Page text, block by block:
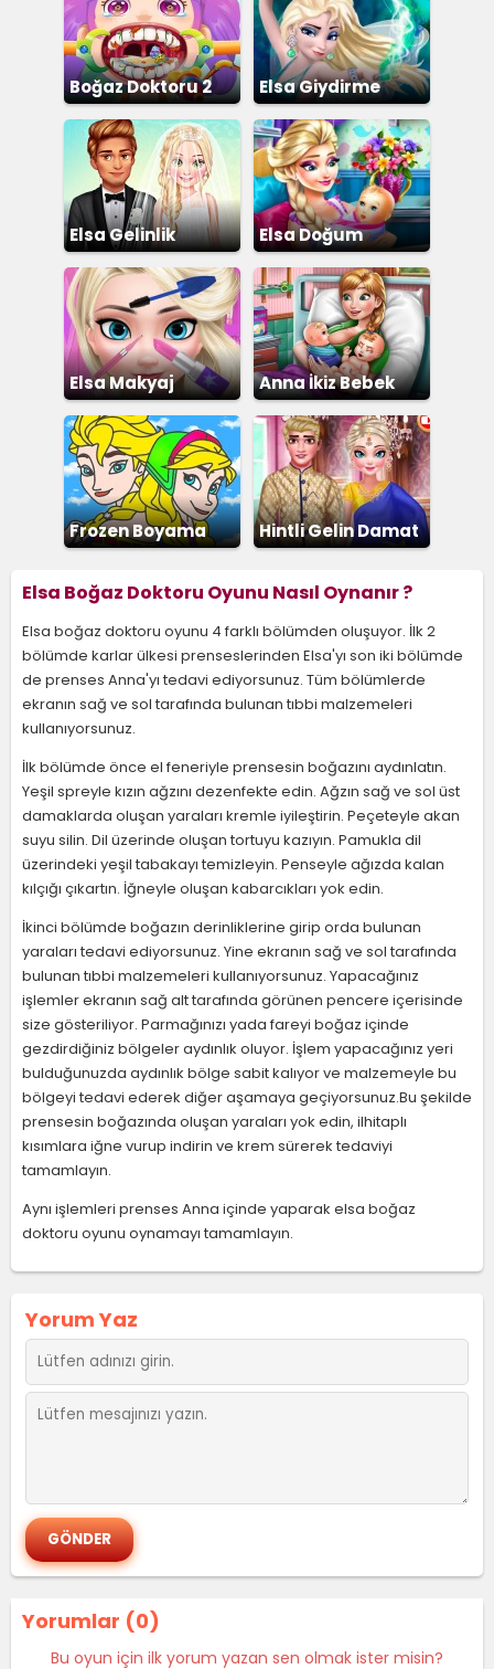
Boğaz Doktoru 2 Elsa Giydirme
Elsa Gelinlik
Giydirme 3
Elsa Doğum
Ameliyatı
Elsa Makyaj
Anna İkiz Bebek
Doğumu
Frozen Boyama
Hintli Gelin Damat
Elsa Boğaz Doktoru Oyunu Nasıl Oynanır ?
Elsa boğaz doktoru oyunu 4 farklı bölümden oluşuyor. İlk 2
bölümde karlar ülkesi prenseslerinden Elsa'yı son iki bölümde
de prenses Anna'yı tedavi ediyorsunuz. Tüm bölümlerde
ekranın sağ ve sol tarafında bulunan tıbbi malzemeleri
kullanıyorsunuz.
İlk bölümde önce el feneriyle prensesin boğazını aydınlatın.
Yeşil spreyle kızın ağzını dezenfekte edin. Ağzın sağ ve sol üst
damaklarda oluşan yaraları kremle iyileştirin. Peçeteyle akan
suyu silin. Dil üzerinde oluşan tortuyu kazıyın. Pamukla dil
üzerindeki yeşil tabakayı temizleyin. Penseyle ağızda kalan
kılçığı çıkartın. İğneyle oluşan kabarcıkları yok edin.
İkinci bölümde boğazın derinliklerine girip orda bulunan
yaraları tedavi ediyorsunuz. Yine ekranın sağ ve sol tarafında
bulunan tıbbi malzemeleri kullanıyorsunuz. Yapacağınız
işlemler ekranın sağ alt tarafında görünen pencere içerisinde
size gösteriliyor. Parmağınızı yada fareyi boğaz içinde
gezdirdiğiniz bölgeler aydınlık oluyor. İşlem yapacağınız yeri
bulduğunuzda aydınlık bölge sabit kalıyor ve malzemeyle bu
bölgeyi tedavi ederek diğer aşamaya geçiyorsunuz.Bu şekilde
prensesin boğazında oluşan yaraları yok edin, ilhitaplı
kısımlara iğne vurup indirin ve krem sürerek tedaviyi
tamamlayın.
Aynı işlemleri prenses Anna içinde yaparak elsa boğaz
doktoru oyunu oynamayı tamamlayın.
Yorumlar (0)
Bu oyun için ilk yorum yazan sen olmak ister misin?
Yorum Yaz